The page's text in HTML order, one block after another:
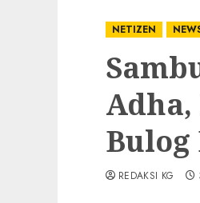
NETIZEN
Adha,
Bulog
REDAKSI KG